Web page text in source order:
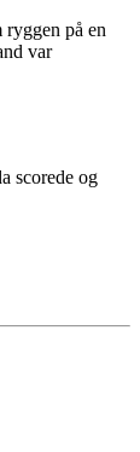
på en
var
scorede og